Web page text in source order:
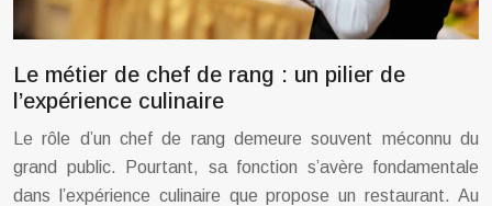
Le métier de chef de rang : un pilier de
l’expérience culinaire
Le rôle d’un chef de rang demeure souvent méconnu du
grand public. Pourtant, sa fonction s’avère fondamentale
dans l’expérience culinaire que propose un restaurant. Au